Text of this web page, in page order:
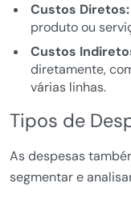
Custos Diretos:
produto ou
Custos
diretamente,
várias linhas.
Tipos de
As despesas
segmentar e